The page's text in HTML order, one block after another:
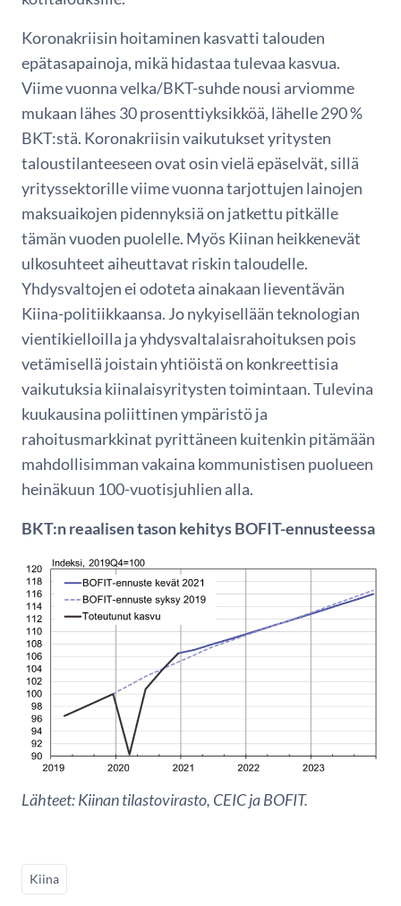
Koronakriisin hoitaminen kasvatti talouden
epätasapainoja, mikä hidastaa tulevaa kasvua.
Viime vuonna velka/BKT-suhde nousi arviomme
mukaan lähes 30 prosenttiyksikköä, lähelle 290 %
BKT:stä. Koronakriisin vaikutukset yritysten
taloustilanteeseen ovat osin vielä epäselvät, sillä
yrityssektorille viime vuonna tarjottujen lainojen
maksuaikojen pidennyksiä on jatkettu pitkälle
tämän vuoden puolelle. Myös Kiinan heikkenevät
ulkosuhteet aiheuttavat riskin taloudelle.
Yhdysvaltojen ei odoteta ainakaan lieventävän
Kiina-politiikkaansa. Jo nykyisellään teknologian
vientikielloilla ja yhdysvaltalaisrahoituksen pois
vetämisellä joistain yhtiöistä on konkreettisia
vaikutuksia kiinalaisyritysten toimintaan. Tulevina
kuukausina poliittinen ympäristö ja
rahoitusmarkkinat pyrittäneen kuitenkin pitämään
mahdollisimman vakaina kommunistisen puolueen
heinäkuun 100-vuotisjuhlien alla.
BKT:n reaalisen tason kehitys BOFIT-ennusteessa
Lähteet: Kiinan tilastovirasto, CEIC ja BOFIT.
Kiina